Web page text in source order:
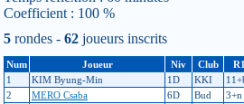
Coefficient : 100 %
5 rondes - 62 joueurs inscrits
Num Joueur Niv Club R1
1
KIM Byung-Min 1D KKI
2
MERO Csaba 6D Bud 3+n